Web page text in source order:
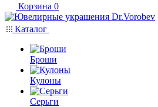
Корзина 0
Каталог
Броши
Кулоны
Серьги